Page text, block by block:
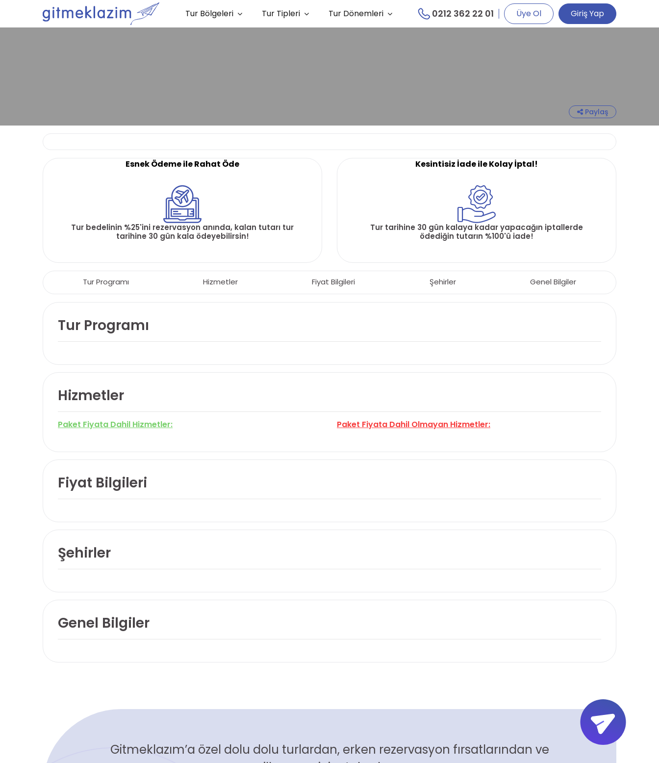
Tur Bölgeleri Tur Tipleri Tur Dönemleri 0212 362 22 01 Üye Ol Giriş Yap
Paylaş
Esnek Ödeme ile Rahat Öde
Tur bedelinin %25'ini rezervasyon anında, kalan tutarı tur
tarihine 30 gün kala ödeyebilirsin!
Kesintisiz İade ile Kolay İptal!
Tur tarihine 30 gün kalaya kadar yapacağın iptallerde
ödediğin tutarın %100'ü iade!
Tur Programı Hizmetler Fiyat Bilgileri Şehirler Genel Bilgiler
Tur Programı
Hizmetler
Paket Fiyata Dahil Hizmetler: Paket Fiyata Dahil Olmayan Hizmetler:
Fiyat Bilgileri
Şehirler
Genel Bilgiler
Gitmeklazım’a özel dolu dolu turlardan, erken rezervasyon fırsatlarından ve